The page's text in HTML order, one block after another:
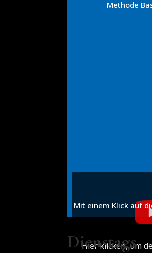
Methode
von
Hier klicken, um
Mit einem Klick auf
Dienstags